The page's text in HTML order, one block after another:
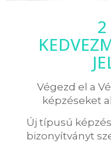
Végezd el a
képzéseket
Új típusú
bizonyítványt